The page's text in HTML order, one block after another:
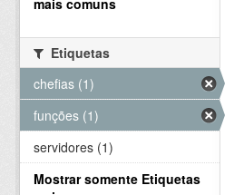
mais comuns
Etiquetas
chefias (1)
funções (1)
servidores (1)
Mostrar somente Etiquetas